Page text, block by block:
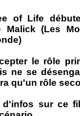
of Life
Malick (Les
le rôle
ne se
qu'un rôle
sur ce